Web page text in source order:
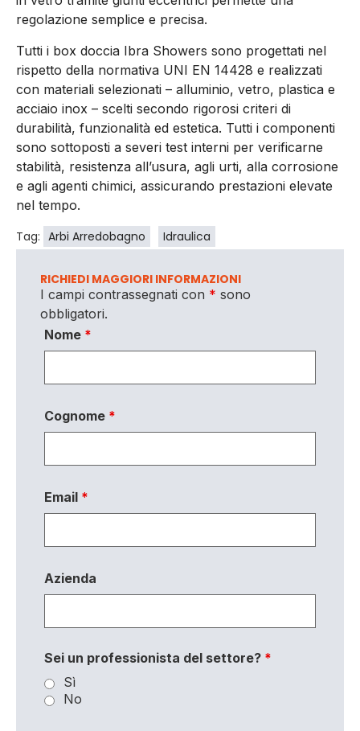
regolazione semplice e precisa.
Tutti i box doccia Ibra Showers sono progettati nel
rispetto della normativa UNI EN 14428 e realizzati
con materiali selezionati – alluminio, vetro, plastica e
acciaio inox – scelti secondo rigorosi criteri di
durabilità, funzionalità ed estetica. Tutti i componenti
sono sottoposti a severi test interni per verificarne
stabilità, resistenza all’usura, agli urti, alla corrosione
e agli agenti chimici, assicurando prestazioni elevate
nel tempo.
Tag: Arbi Arredobagno Idraulica
RICHIEDI MAGGIORI INFORMAZIONI
I campi contrassegnati con * sono
obbligatori.
Nome *
Cognome *
Email *
Azienda
Sei un professionista del settore? *
Sì
No